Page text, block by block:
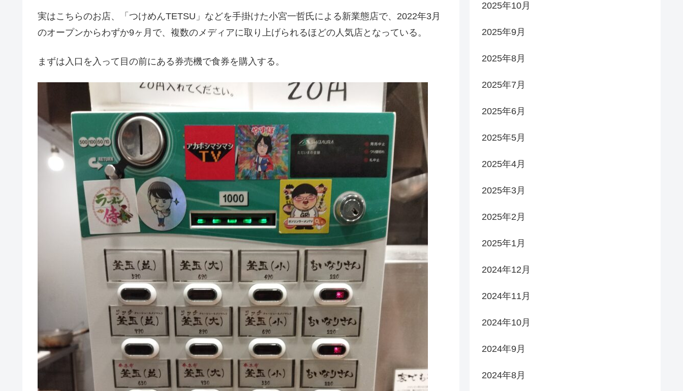
実はこちらのお店、「つけめんTETSU」などを手掛けた小宮一哲氏による新業態店で、2022年3月
のオープンからわずか9ヶ月で、複数のメディアに取り上げられるほどの人気店となっている。
まずは入口を入って目の前にある券売機で食券を購入する。
2025年10月
2025年9月
2025年8月
2025年7月
2025年6月
2025年5月
2025年4月
2025年3月
2025年2月
2025年1月
2024年12月
2024年11月
2024年10月
2024年9月
2024年8月